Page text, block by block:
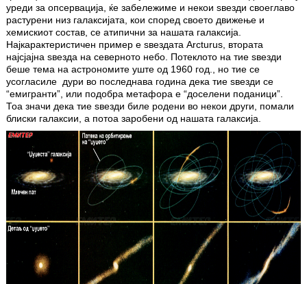
уреди за опсервација, ќе забележиме и некои ѕвезди своеглаво
растурени низ галаксијата, кои според своето движење и
хемискиот состав, се атипични за нашата галаксија.
Најкарактеристичен пример е ѕвездата Arcturus, втората
најсјајна ѕвезда на северното небо. Потеклото на тие ѕвезди
беше тема на астрономите уште од 1960 год., но тие се
усогласиле дури во последнава година дека тие ѕвезди се
“емигранти”, или подобра метафора е “доселени поданици”.
Тоа значи дека тие ѕвезди биле родени во некои други, помали
блиски галаксии, а потоа заробени од нашата галаксија.